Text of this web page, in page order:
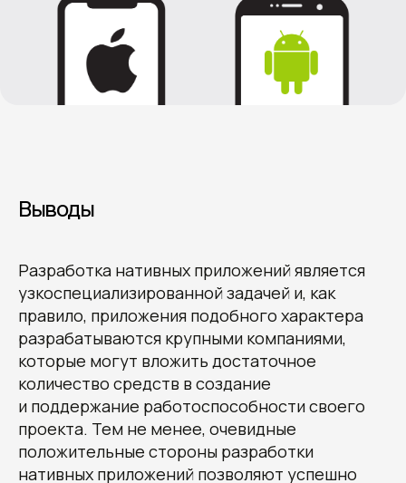
Выводы
Разработка нативных приложений является
узкоспециализированной задачей и, как
правило, приложения подобного характера
разрабатываются крупными компаниями,
которые могут вложить достаточное
количество средств в создание
и поддержание работоспособности своего
проекта. Тем не менее, очевидные
положительные стороны разработки
нативных приложений позволяют успешно
Получите наши
рекомендации, узнайте
стоимость и сроки
разработки вашего проекта